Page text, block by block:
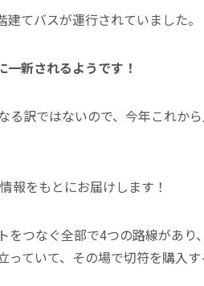
てバスが運行されていました。
新されるようです！
る訳ではないので、今年これか
報をもとにお届けします！
をつなぐ全部で4つの路線があ
ていて、その場で切符を購入す